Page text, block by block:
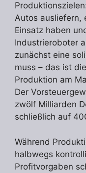
Autos ausliefern,
Einsatz haben
Industrieroboter
zunächst eine
muss – das ist
Produktion am
Der
zwölf Milliarden
schließlich auf
Während
halbwegs
Profitvorgaben